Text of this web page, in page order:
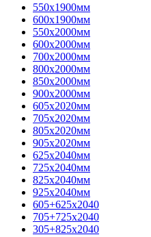
550х1900мм
600х1900мм
550х2000мм
600х2000мм
700х2000мм
800х2000мм
850х2000мм
900х2000мм
605х2020мм
705х2020мм
805х2020мм
905х2020мм
625х2040мм
725х2040мм
825х2040мм
925х2040мм
605+625х2040
705+725х2040
305+825х2040